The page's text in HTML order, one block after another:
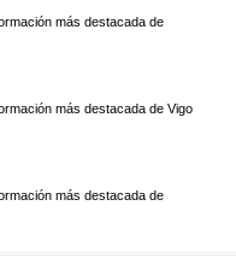
más destacada de
más destacada de Vigo
más destacada de